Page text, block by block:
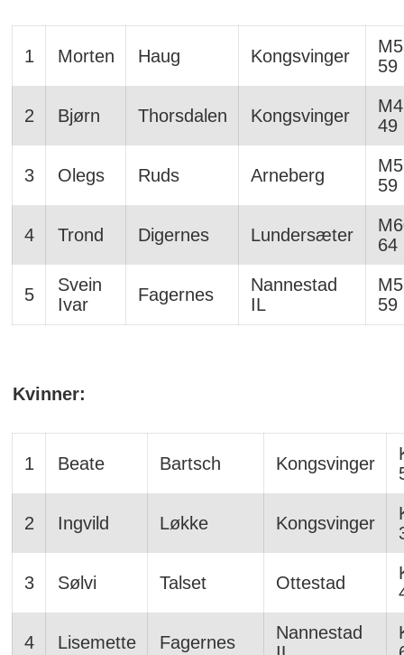
1 Morten Haug Kongsvinger
59
2 Bjørn Thorsdalen Kongsvinger
49
3 Olegs Ruds Arneberg
59
4 Trond Digernes Lundersæter
64
5
Svein
Ivar
Fagernes
Nannestad
IL
59
Kvinner:
1 Beate Bartsch Kongsvinger
2 Ingvild Løkke Kongsvinger
3 Sølvi Talset Ottestad
4 Lisemette Fagernes
Nannestad